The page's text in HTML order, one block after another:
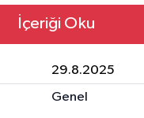
İçeriği Oku
29.8.2025
Genel